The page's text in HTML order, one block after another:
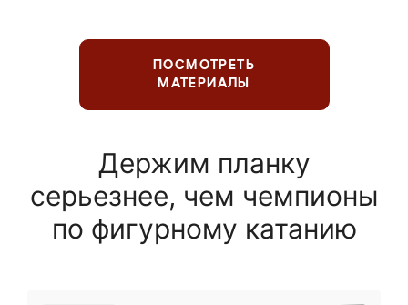
ПОСМОТРЕТЬ
МАТЕРИАЛЫ
Держим планку
серьезнее, чем чемпионы
по фигурному катанию